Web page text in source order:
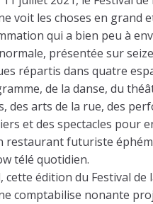
voit les choses en grand
qui a bien peu à
présentée sur
répartis dans quatre
de la danse, du
des arts de la rue, des
et des spectacles pour
restaurant futuriste
télé quotidien.
cette édition du Festival de
comptabilise nonante